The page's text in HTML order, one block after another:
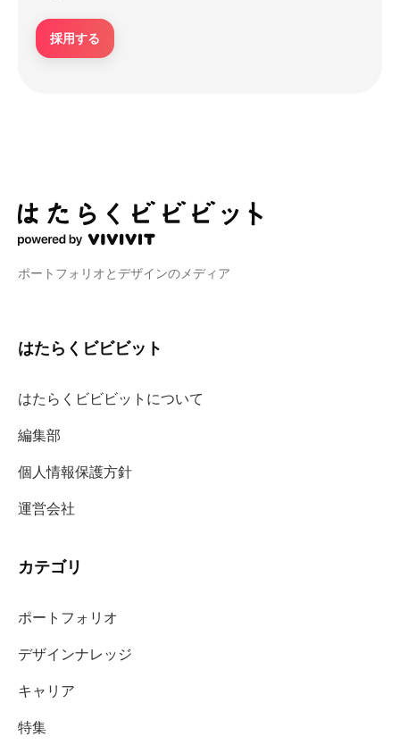
採用する
ポートフォリオとデザインのメディア
はたらくビビビット
はたらくビビビットについて
編集部
個人情報保護方針
運営会社
カテゴリ
ポートフォリオ
デザインナレッジ
キャリア
特集